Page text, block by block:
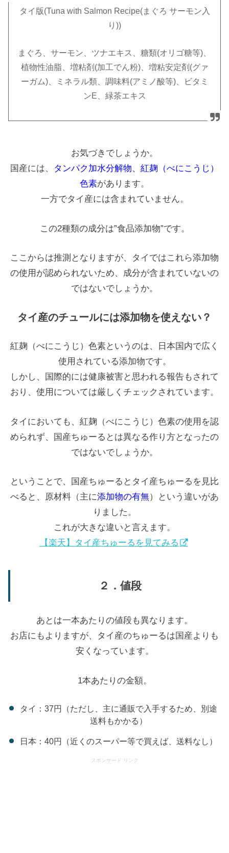
タイ版(Tuna with Salmon Recipe(まぐろ サーモン入
り))
まぐろ、サーモン、ツナエキス、糖類(オリゴ糖等)、
植物性油脂、増粘剤(加工でん粉)、増粘安定剤(グァ
ーガム)、ミネラル類、調味料(アミノ酸等)、ビタミ
ンE、緑茶エキス
お気づきでしょうか。
国産には、 タンパク加水分解物、紅麹（べにこうじ）
色素があります。
一方でタイ産には含まれていません。
この2種類の成分は”食品添加物”です。
ここからは推測となりますが、タイではこれら添加物
の使用が認められないため、成分が含まれていないの
ではないでしょうか。
タイ産のチュールには添加物を使えない？
紅麹（べにこうじ）色素というのは、日本国内で広く
使用されている添加物です。
しかし、国際的には健康被害と思われる報告もされて
おり、使用については厳しくチェックされています。
タイにおいても、紅麹（べにこうじ）色素の使用を認
められず、国産ちゅーるとは異なる作り方となったの
ではないでしょうか。
ということで、国産ちゅーるとタイ産ちゅーるを見比
べると、原材料（主に添加物の有無）という違いがあ
りました。
これが大きな違いと言えます。
【楽天】タイ産ちゅーるを見てみる
２．値段
あとは一本あたりの値段も異なります。
お店にもよりますが、タイ産のちゅーるは国産よりも
安くなっています。
1本あたりの金額。
タイ：37円（ただし、主に通販で入手するため、別途
送料もかかる）
日本：40円（近くのスーパー等で買えば、送料なし）
スポンサード リンク